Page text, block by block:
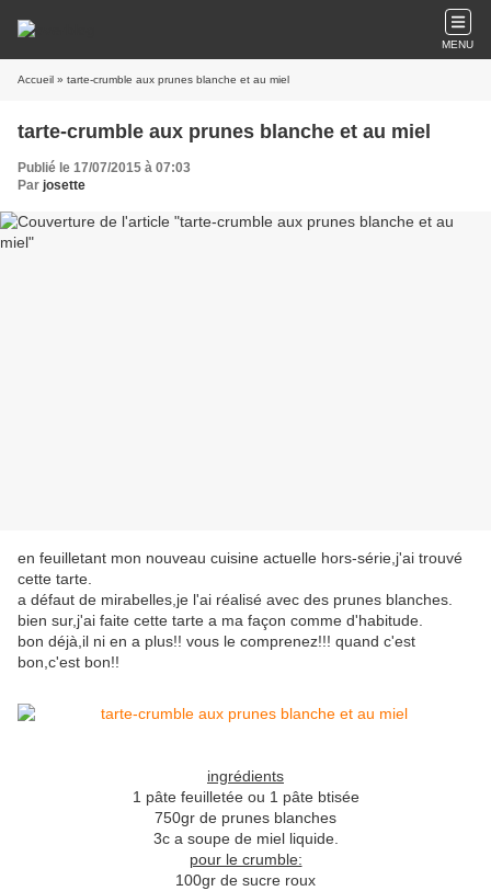
MENU
Accueil » tarte-crumble aux prunes blanche et au miel
tarte-crumble aux prunes blanche et au miel
Publié le 17/07/2015 à 07:03
Par josette
en feuilletant mon nouveau cuisine actuelle hors-série,j'ai trouvé
cette tarte.
a défaut de mirabelles,je l'ai réalisé avec des prunes blanches.
bien sur,j'ai faite cette tarte a ma façon comme d'habitude.
bon déjà,il ni en a plus!! vous le comprenez!!! quand c'est
bon,c'est bon!!
ingrédients
1 pâte feuilletée ou 1 pâte btisée
750gr de prunes blanches
3c a soupe de miel liquide.
pour le crumble:
100gr de sucre roux